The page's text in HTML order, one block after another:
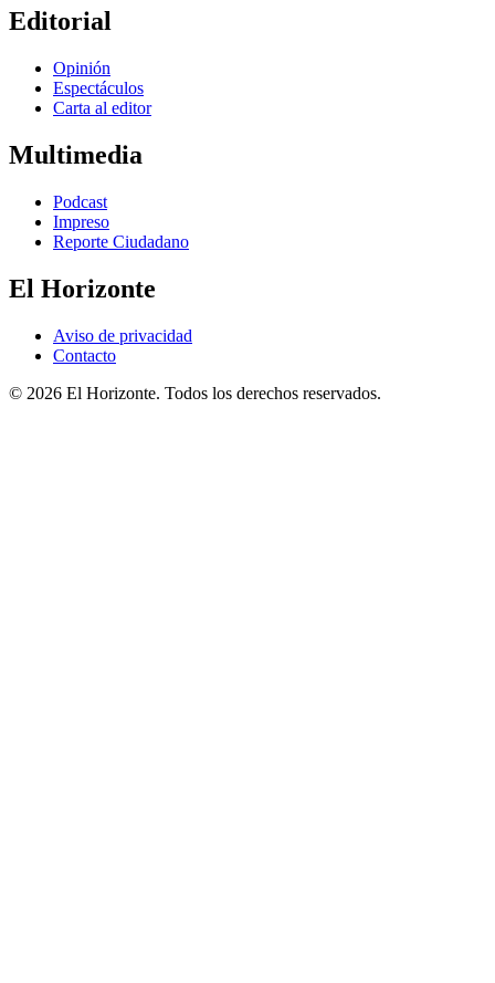
Editorial
Opinión
Espectáculos
Carta al editor
Multimedia
Podcast
Impreso
Reporte Ciudadano
El Horizonte
Aviso de privacidad
Contacto
© 2026 El Horizonte. Todos los derechos reservados.